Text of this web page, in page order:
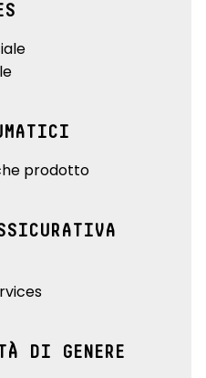
prodotto
DI GENERE